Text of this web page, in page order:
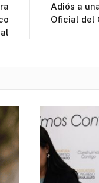
Adiós a
Oficial del